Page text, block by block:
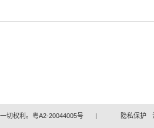
切权利。粤A2-20044005号 | 隐私保护